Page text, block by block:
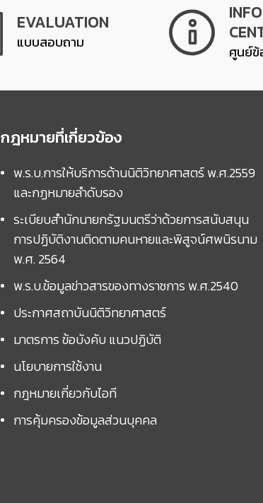
EVALUATION
แบบสอบถาม
ศูนย์ข้
กฎหมายที่เกี่ยวข้อง
พ.ร.บ.การให้บริการด้านนิติวิทยาศาสตร์ พ.ศ.2559
และกฏหมายลำดับรอง
ระเบียบสำนักนายกรัฐมนตรีว่าด้วยการสนับสนุน
การปฏิบัติงานติดตามคนหายและพิสูจน์ศพนิรนาม
พ.ศ. 2564
พ.ร.บ.ข้อมูลข่าวสารของทางราชการ พ.ศ.2540
ประกาศสถาบันนิติวิทยาศาสตร์
มาตรการ ข้อบังคับ แนวปฏิบัติ
นโยบายการใช้งาน
กฎหมายเกี่ยวกับไอที
การคุ้มครองข้อมูลส่วนบุคคล